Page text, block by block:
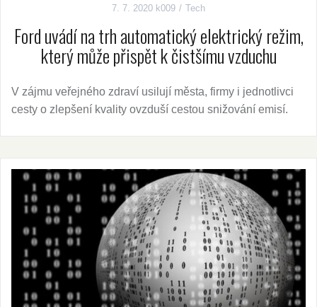
7. 7. 2020 k009 Tech
Ford uvádí na trh automatický elektrický režim,
který může přispět k čistšímu vzduchu
V zájmu veřejného zdraví usilují města, firmy i jednotlivci
cesty o zlepšení kvality ovzduší cestou snižování emisí.